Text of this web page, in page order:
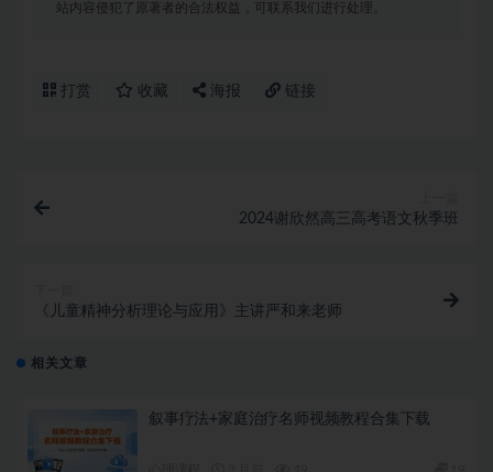
站内容侵犯了原著者的合法权益，可联系我们进行处理。
打赏 收藏 海报 链接
2024谢欣然高三高考语文秋季班
《儿童精神分析理论与应用》主讲严和来老师
相关文章
叙事疗法+家庭治疗名师视频教程合集下载